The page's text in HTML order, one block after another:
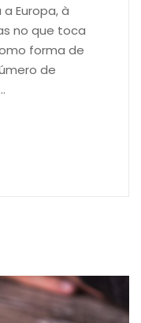
Europa, à
no que toca
forma de
de